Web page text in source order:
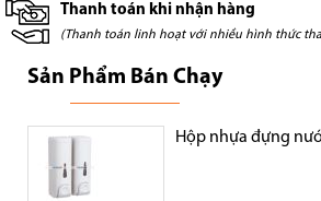
Thanh toán khi nhận hàng
(Thanh toán linh hoạt với nhiều hình thức
Sản Phẩm Bán Chạy
Hộp nhựa đựng